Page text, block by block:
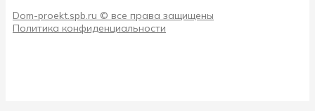
Dom-proekt.spb.ru © все права защищены
Политика конфиденциальности